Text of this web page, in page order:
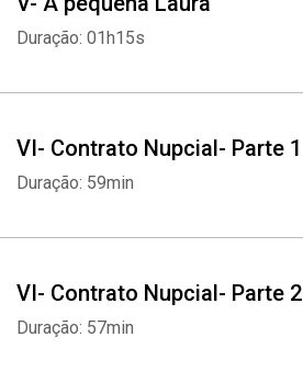
Duração: 01h15s
VI- Contrato Nupcial- Parte 1
Duração: 59min
VI- Contrato Nupcial- Parte 2
Duração: 57min